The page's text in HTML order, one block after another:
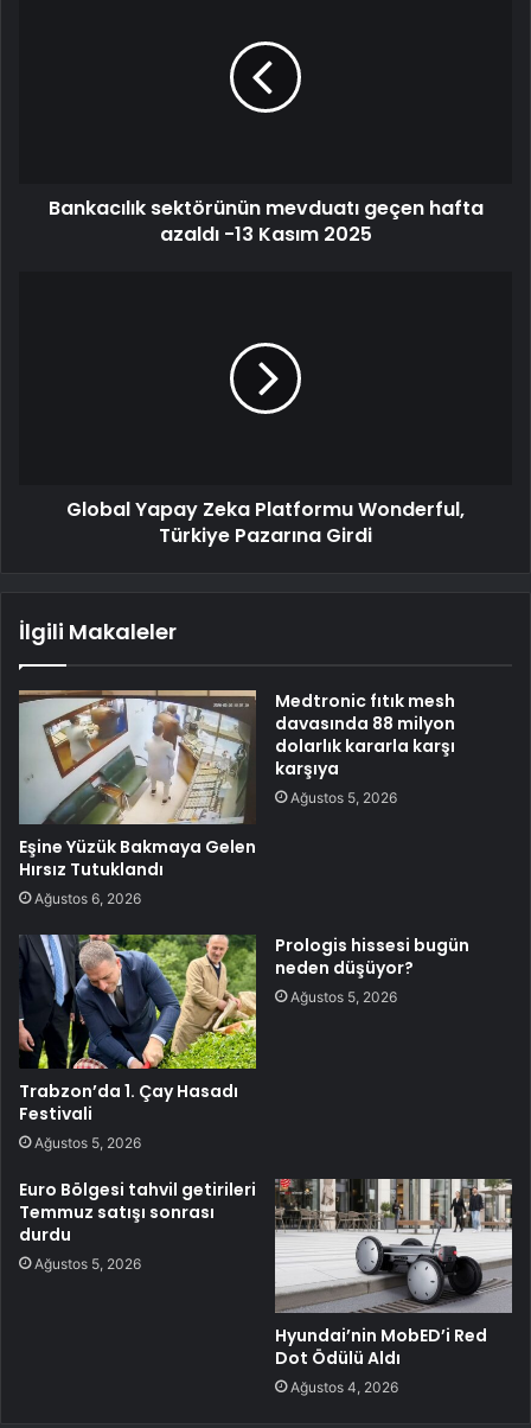
Bankacılık sektörünün mevduatı geçen hafta
azaldı -13 Kasım 2025
Global Yapay Zeka Platformu Wonderful,
Türkiye Pazarına Girdi
İlgili Makaleler
Eşine Yüzük Bakmaya Gelen
Hırsız Tutuklandı
Ağustos 6, 2026
Medtronic fıtık mesh
davasında 88 milyon
dolarlık kararla karşı
karşıya
Ağustos 5, 2026
Trabzon’da 1. Çay Hasadı
Festivali
Ağustos 5, 2026
Prologis hissesi bugün
neden düşüyor?
Ağustos 5, 2026
Euro Bölgesi tahvil getirileri
Temmuz satışı sonrası
durdu
Ağustos 5, 2026
Hyundai’nin MobED’i Red
Dot Ödülü Aldı
Ağustos 4, 2026